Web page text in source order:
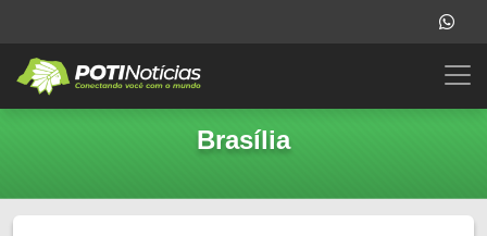
Brasília